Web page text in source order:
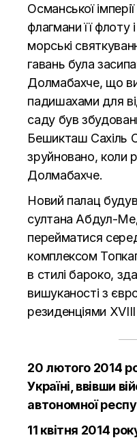
Османської
флагмани її флоту
морські
гавань була
Долмабахче, що
падишахами для
саду був
Бешикташ Сахіль
зруйновано, коли
Долмабахче.
Новий палац
султана Абдул-
перейматися
комплексом
в стилі бароко,
вишуканості з
резиденціями XVIII
20 лютого 2014
Україні, ввівши
автономної
11 квітня 2014